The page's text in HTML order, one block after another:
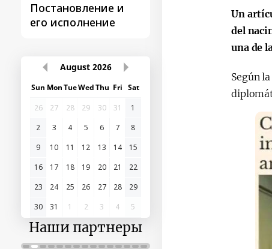
Постановление и
его исполнение
Президента
August 2026
Sun MonTueWedThu Fri Sat
26
27 28 29 30 31
1
2
3 4 5 6 7
8
9
10 11 12 13 14
15
16
17 18 19 20 21
22
23
24 25 26 27 28
29
30
31 1 2 3 4 5
Наши партнеры
Un
del
una de
Según